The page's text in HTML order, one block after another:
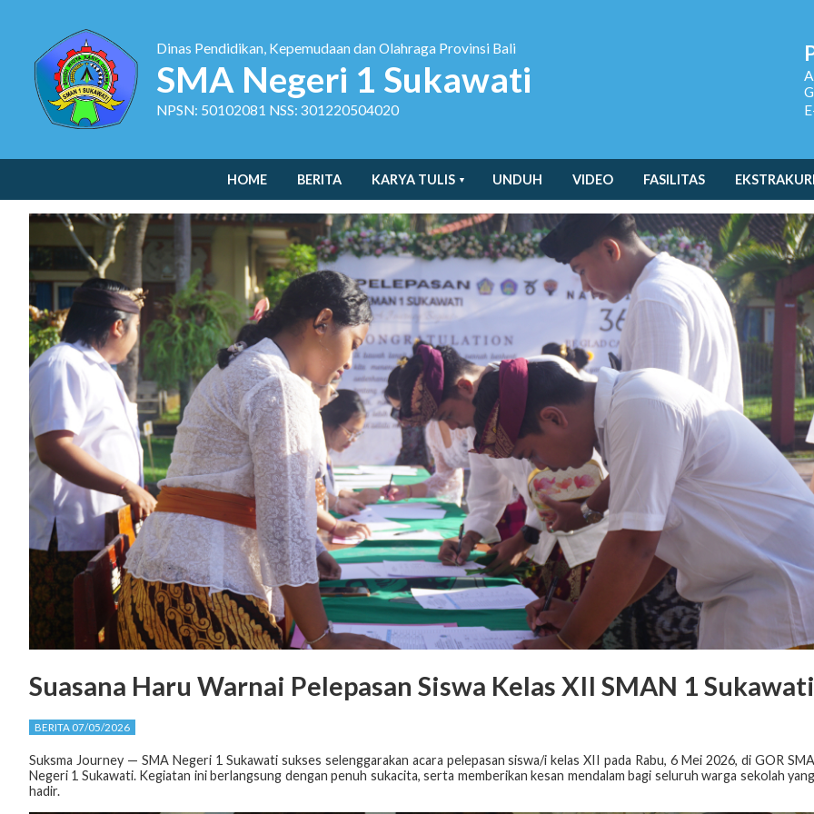
Dinas Pendidikan, Kepemudaan dan Olahraga Provinsi Bali
SMA Negeri 1 Sukawati
NPSN: 50102081 NSS: 301220504020
HOME BERITA KARYA TULIS UNDUH VIDEO FASILITAS
Suasana Haru Warnai Pelepasan Siswa Kelas XII SMAN 1 Sukawati
BERITA 07/05/2026
Suksma Journey — SMA Negeri 1 Sukawati sukses selenggarakan acara pelepasan siswa/i kelas XII pada Rabu, 6 Mei 2026, di GOR SMA
Negeri 1 Sukawati. Kegiatan ini berlangsung dengan penuh sukacita, serta memberikan kesan mendalam bagi seluruh warga sekolah yang
hadir.